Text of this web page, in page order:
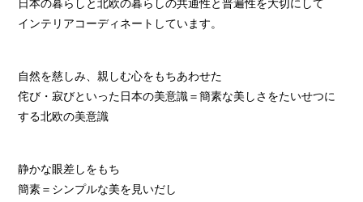
日本の暮らしと北欧の暮らしの共通性と普遍性を大切にして
インテリアコーディネートしています。
自然を慈しみ、親しむ心をもちあわせた
侘び・寂びといった日本の美意識＝簡素な美しさをたいせつに
する北欧の美意識
静かな眼差しをもち
簡素＝シンプルな美を見いだし